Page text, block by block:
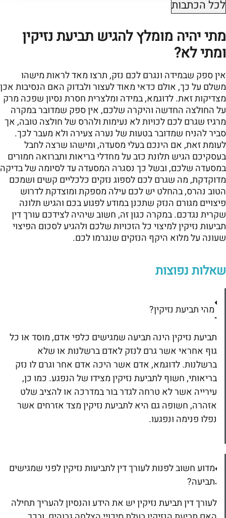
לכל הכתבות
מתי יהיה מומלץ להגיש תביעת נזיקין
ומתי לא?
אין ספק שבמידה ונגרם לכם נזק, תרצו מאד לראות מישהו
משלם על כך, אולם כדאי מאוד לעצור ולבדוק האם הנסיבות אכן
מצדיקות זאת. לדוגמא, במידה ומלצרית חסרת נסיון שפכה מרק
על החולצה החדשה והיקרה שלכם, אין ספק שמדובר במקרה
מרגיז שגרם לכם לכויות לא נעימות ולהרס של חולצה טובה, אך
סביר להניח שמדובר בטעות של נערה צעירה ולא מעבר לכך.
לעומת זאת, אם הינכם בעלי מסעדה, ומישהו שרצה לחבל
בעסקיכם הגיש תלונת כזב על מחדלי בריאות ותברואה חמורים
במסעדה שלכם, ובשל כך נסגרה המסעדה עד לסיומה של בדיקה
מדוקדקת, מה שגרם לכם לספוג נזקים כלכליים קשים ושמכם
הטוב נהרס, בהחלט יש לכם עילה מספקת ומוצדקת לדרוש
פיצויים מגורם הנזק שתכנן במודע לפגוע בכם והגיש תלונה
שקרית נגדכם. במקרה כגון זה, חשוב שיהיה לצידכם עורך דין
תביעות נזיקין למיצוי כל הזכויות שלכם ולהגיע לסכום הפיצוי
שעונה על מלוא היקף הנזקים שנגרמו לכם.
שאלות נפוצות
מהי תביעת נזיקין?
תביעת נזיקין הינה תביעה שמגישים כלפי אדם, מוסד או כל
גוף אחראי אשר גרם לנזק לאדם ברשלנות או שלא
ברשלנות. לדוגמא, אדם אשר היכה אדם אחר וגרם לו נזק
בריאותי, חשוף לתביעת נזיקין מצידו של הנפגע. כמו כן,
עירייה אשר לא טרחה לגדר בור במדרכה או להציב שלט
אזהרה, חשופה גם היא לתביעת נזיקין מצד אזרחים אשר
נפלו פנימה ונפגעו.
מדוע חשוב לפנות לעורך דין לתביעות נזיקין לפני שמגישים
תביעה?
לעורך דין תביעת נזיקין יש את הידע והנסיון להעריך תחילה